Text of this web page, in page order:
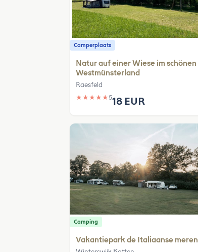
Camperplaats
Natur auf einer Wiese im schönen
Westmünsterland
Raesfeld
★ ★ ★ ★ ★518 EUR
Camping
Vakantiepark de Italiaanse meren